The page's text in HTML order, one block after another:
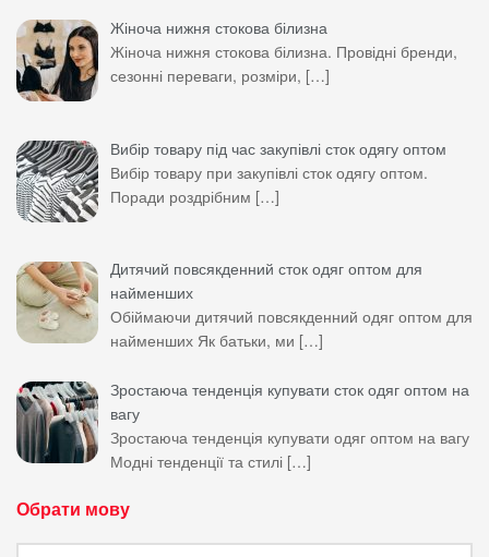
Жіноча нижня стокова білизна
Жіноча нижня стокова білизна. Провідні бренди,
сезонні переваги, розміри, […]
Вибір товару під час закупівлі сток одягу оптом
Вибір товару при закупівлі сток одягу оптом.
Поради роздрібним […]
Дитячий повсякденний сток одяг оптом для
найменших
Обіймаючи дитячий повсякденний одяг оптом для
найменших Як батьки, ми […]
Зростаюча тенденція купувати сток одяг оптом на
вагу
Зростаюча тенденція купувати одяг оптом на вагу
Модні тенденції та стилі […]
Обрати мову